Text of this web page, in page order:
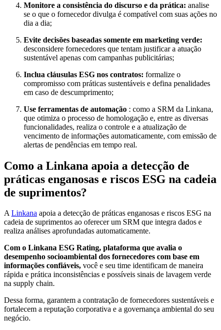
Monitore a consistência do discurso e da prática: analise
se o que o fornecedor divulga é compatível com suas ações no
dia a dia;
Evite decisões baseadas somente em marketing verde:
desconsidere fornecedores que tentam justificar a atuação
sustentável apenas com campanhas publicitárias;
Inclua cláusulas ESG nos contratos: formalize o
compromisso com práticas sustentáveis e defina penalidades
em caso de descumprimento;
Use ferramentas de automação : como a SRM da Linkana,
que otimiza o processo de homologação e, entre as diversas
funcionalidades, realiza o controle e a atualização de
vencimento de informações automaticamente, com emissão de
alertas de pendências em tempo real.
Como a Linkana apoia a detecção de
práticas enganosas e riscos ESG na cadeia
de suprimentos?
ALinkana apoia a detecção de práticas enganosas e riscos ESG na
cadeia de suprimentos ao oferecer um SRM que integra dados e
realiza análises aprofundadas automaticamente.
Com o Linkana ESG Rating, plataforma que avalia o
desempenho socioambiental dos fornecedores com base em
informações confiáveis, você e seu time identificam de maneira
rápida e prática inconsistências e possíveis sinais de lavagem verde
na supply chain.
Dessa forma, garantem a contratação de fornecedores sustentáveis e
fortalecem a reputação corporativa e a governança ambiental do seu
negócio.